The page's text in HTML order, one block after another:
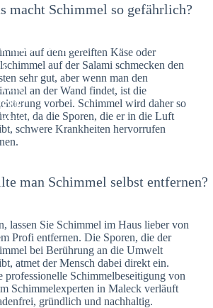
in Maleck – Ihr
Stelle
an
macht Schimmel so gefährlich?
auf dem gereiften Käse oder
auf der Salami schmecken den
sehr gut, aber wenn man den
an der Wand findet, ist die
vorbei. Schimmel wird daher so
da die Sporen, die er in die Luft
schwere Krankheiten hervorrufen
man Schimmel selbst entfernen?
lassen Sie Schimmel im Haus lieber von
Profi entfernen. Die Sporen, die der
bei Berührung an die Umwelt
atmet der Mensch dabei direkt ein.
professionelle Schimmelbeseitigung von
Schimmelexperten in Maleck verläuft
gründlich und nachhaltig.